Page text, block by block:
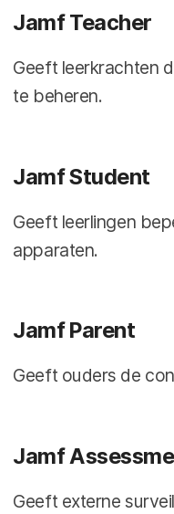
Jamf Teacher
Geeft leerkrachten
te beheren.
Jamf Student
Geeft leerlingen
apparaten.
Jamf Parent
Geeft ouders de
Jamf
Geeft externe